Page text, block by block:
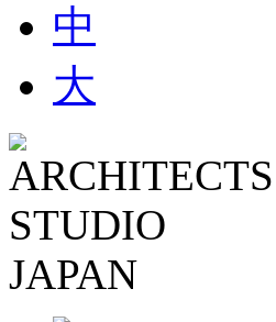
中
大